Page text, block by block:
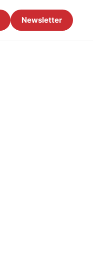
Newsletter